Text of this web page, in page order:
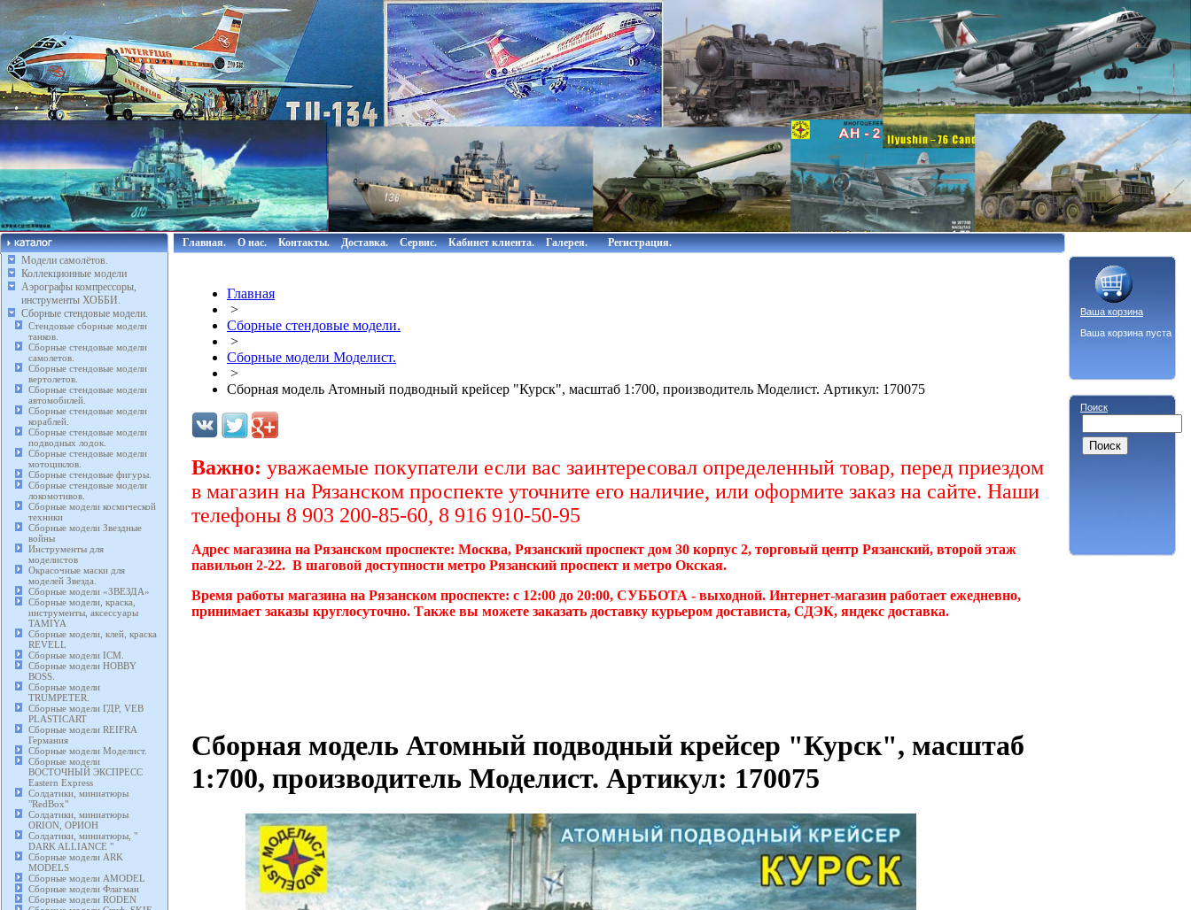
Модели самолётов.
Коллекционные модели
Аэрографы компрессоры,
инструменты ХОББИ.
Сборные стендовые модели.
Стендовые сборные модели
танков.
Сборные стендовые модели
самолетов.
Сборные стендовые модели
вертолетов.
Сборные стендовые модели
автомобилей.
Сборные стендовые модели
кораблей.
Сборные стендовые модели
подводных лодок.
Сборные стендовые модели
мотоциклов.
Сборные стендовые фигуры.
Сборные стендовые модели
локомотивов.
Сборные модели космической
техники
Сборные модели Звездные
войны
Инструменты для
моделистов
Окрасочные маски для
моделей Звезда.
Сборные модели «ЗВЕЗДА»
Сборные модели, краска,
инструменты, аксессуары
TAMIYA
Сборные модели, клей, краска
REVELL
Сборные модели ICM.
Сборные модели HOBBY
BOSS.
Сборные модели
TRUMPETER.
Сборные модели ГДР, VEB
PLASTICART
Сборные модели REIFRA
Германия
Сборные модели Моделист.
Сборные модели
ВОСТОЧНЫЙ ЭКСПРЕСС
Eastern Express
Солдатики, миниатюры
"RedBox"
Солдатики, миниатюры
ORION, ОРИОН
Солдатики, миниатюры, "
DARK ALLIANCE "
Сборные модели ARK
MODELS
Сборные модели AMODEL
Сборные модели Флагман
Сборные модели RODEN
Главная. О нас. Контакты. Доставка. Сервис. Кабинет клиента. Галерея. Регистрация.
Главная
>
Сборные стендовые модели.
>
Сборные модели Моделист.
>
Сборная модель Атомный подводный крейсер "Курск", масштаб 1:700, производитель Моделист. Артикул: 170075
Важно: уважаемые покупатели если вас заинтересовал определенный товар, перед приездом
в магазин на Рязанском проспекте уточните его наличие, или оформите заказ на сайте. Наши
телефоны 8 903 200-85-60, 8 916 910-50-95
Адрес магазина на Рязанском проспекте: Москва, Рязанский проспект дом 30 корпус 2, торговый центр Рязанский, второй этаж
павильон 2-22. В шаговой доступности метро Рязанский проспект и метро Окская.
Время работы магазина на Рязанском проспекте: с 12:00 до 20:00, СУББОТА - выходной. Интернет-магазин работает ежедневно,
принимает заказы круглосуточно. Также вы можете заказать доставку курьером достависта, СДЭК, яндекс доставка.
Сборная модель Атомный подводный крейсер "Курск", масштаб
1:700, производитель Моделист. Артикул: 170075
Ваша корзина
Ваша корзина пуста
Поиск